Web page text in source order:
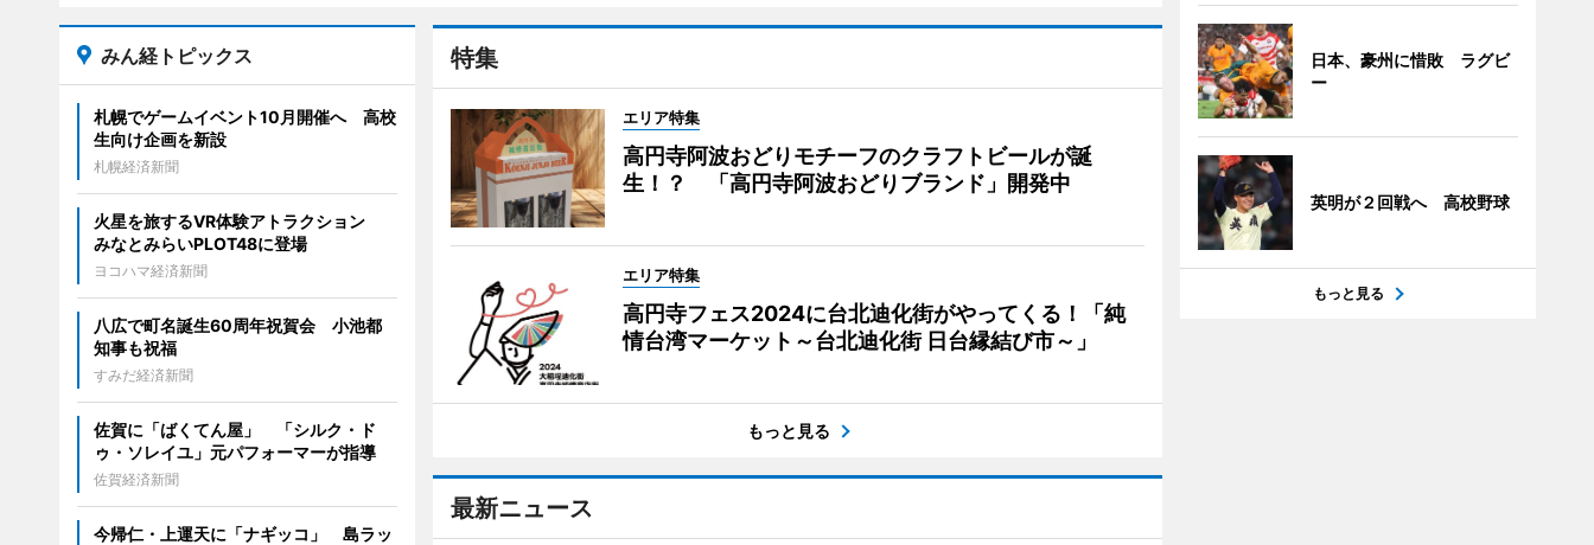
特集
エリア特集
高円寺阿波おどりモチーフのクラフトビールが誕
生！？ 「高円寺阿波おどりブランド」開発中
エリア特集
高円寺フェス2024に台北迪化街がやってくる！「純
情台湾マーケット～台北迪化街 日台縁結び市～」
もっと見る
最新ニュース
みん経トピックス
札幌でゲームイベント10月開催へ 高校
生向け企画を新設
札幌経済新聞
火星を旅するVR体験アトラクション
みなとみらいPLOT48に登場
ヨコハマ経済新聞
八広で町名誕生60周年祝賀会 小池都
知事も祝福
すみだ経済新聞
佐賀に「ばくてん屋」 「シルク・ド
ゥ・ソレイユ」元パフォーマーが指導
佐賀経済新聞
今帰仁・上運天に「ナギッコ」 島ラッ
日本、豪州に惜敗 ラグビ
ー
英明が２回戦へ 高校野球
もっと見る